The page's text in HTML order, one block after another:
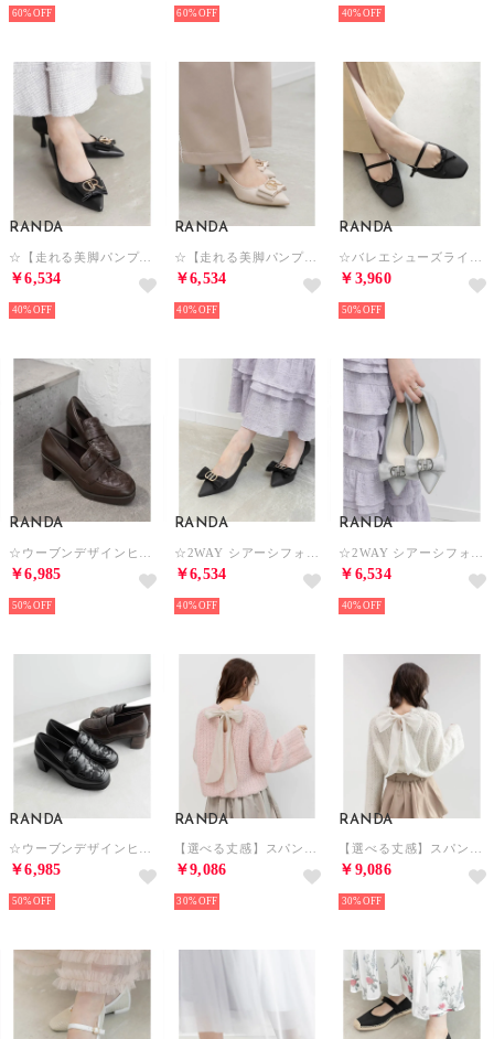
60% 60% 40%
RANDA
￥6,534
40%
RANDA
￥6,534
40%
RANDA
￥3,960
50%
RANDA
￥6,985
50%
RANDA
￥6,534
40%
RANDA
￥6,534
40%
RANDA
￥6,985
50%
RANDA
￥9,086
30%
RANDA
￥9,086
30%